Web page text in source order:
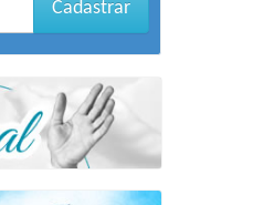
Cadastrar